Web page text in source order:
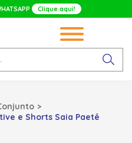
Clique aqui!
e Shorts Saia Paetê